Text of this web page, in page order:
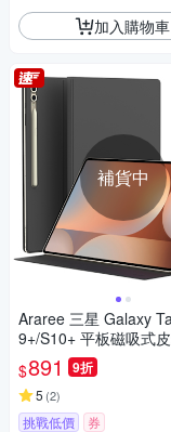
加入購物車
補貨中
Araree 三星 Galaxy
9+/S10+ 平板磁吸式
$891 9折
5 (2)
挑戰低價 券